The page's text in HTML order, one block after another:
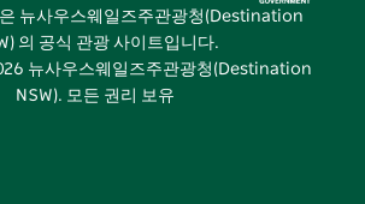
(Vivid Sydney)
뉴사우스웨일즈주관광청(Destination
의 공식 관광 사이트입니다.
뉴사우스웨일즈주관광청(Destination
NSW). 모든 권리 보유